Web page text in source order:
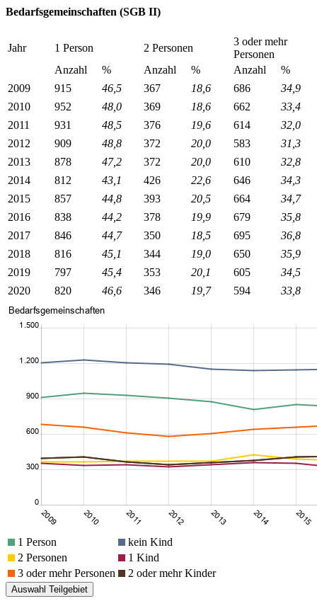
Bedarfsgemeinschaften (SGB II)
Jahr 1 Person 2 Personen
3 oder mehr
Personen
Anzahl
% Anzahl % Anzahl
%
2009
915 46,5 367 18,6 686
34,9
2010
952 48,0 369 18,6 662
33,4
2011
931 48,5 376 19,6 614
32,0
2012
909 48,8 372 20,0 583
31,3
2013
878 47,2 372 20,0 610
32,8
2014
812 43,1 426 22,6 646
34,3
2015
857 44,8 393 20,5 664
34,7
2016
838 44,2 378 19,9 679
35,8
2017
846 44,7 350 18,5 695
36,8
2018
816 45,1 344 19,0 650
35,9
2019
797 45,4 353 20,1 605
34,5
2020
820 46,6 346 19,7 594 33,8
1 Person
kein Kind
2 Personen
1 Kind
3 oder mehr Personen
2 oder mehr Kinder